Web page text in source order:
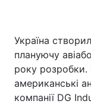
Україна
плануючу
року
американські
компанії DG